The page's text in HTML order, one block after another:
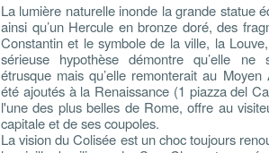
La lumière naturelle inonde la grande statue
ainsi qu’un Hercule en bronze doré, des
Constantin et le symbole de la ville, la
sérieuse hypothèse démontre qu’elle ne
étrusque mais qu’elle remonterait au
été ajoutés à la Renaissance (1 piazza del
l'une des plus belles de Rome, offre au
capitale et de ses coupoles.
La vision du Colisée est un choc toujours